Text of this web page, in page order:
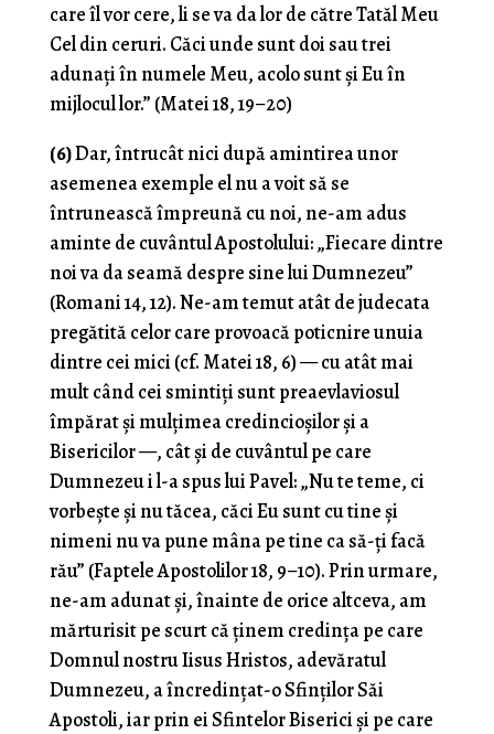
care îl vor cere, li se va da lor de către Tatăl Meu
Cel din ceruri. Căci unde sunt doi sau trei
adunați în numele Meu, acolo sunt și Eu în
mijlocul lor.” (Matei 18, 19–20)
(6)Dar, întrucât nici după amintirea unor
asemenea exemple el nu a voit să se
întrunească împreună cu noi, ne-am adus
aminte de cuvântul Apostolului: „Fiecare dintre
noi va da seamă despre sine lui Dumnezeu”
(Romani 14, 12). Ne-am temut atât de judecata
pregătită celor care provoacă poticnire unuia
dintre cei mici (cf. Matei 18, 6) — cu atât mai
mult când cei smintiți sunt preaevlaviosul
împărat și mulțimea credincioșilor și a
Bisericilor —, cât și de cuvântul pe care
Dumnezeu i l-a spus lui Pavel: „Nu te teme, ci
vorbește și nu tăcea, căci Eu sunt cu tine și
nimeni nu va pune mâna pe tine ca să-ți facă
rău” (Faptele Apostolilor 18, 9–10). Prin urmare,
ne-am adunat și, înainte de orice altceva, am
mărturisit pe scurt că ținem credința pe care
Domnul nostru Iisus Hristos, adevăratul
Dumnezeu, a încredințat-o Sfinților Săi
Apostoli, iar prin ei Sfintelor Biserici și pe care